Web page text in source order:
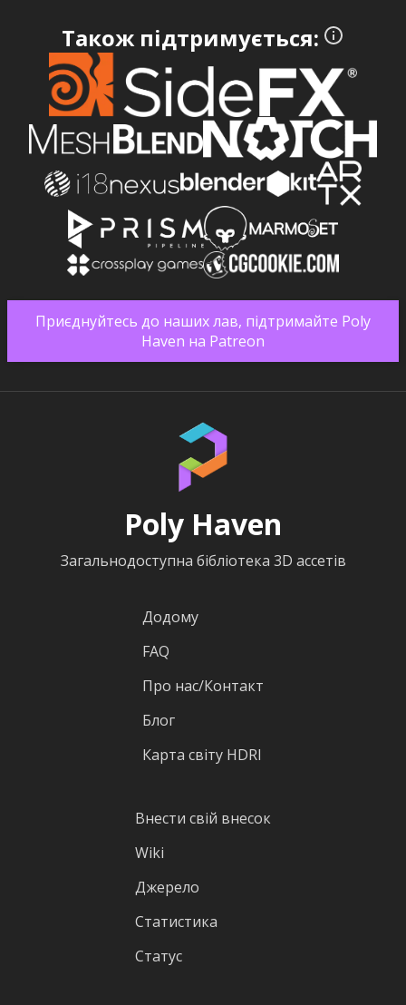
Також підтримується:
Приєднуйтесь до наших лав, підтримайте Poly
Haven на Patreon
Poly Haven
Загальнодоступна бібліотека 3D ассетів
Додому
FAQ
Про нас/Контакт
Блог
Карта світу HDRI
Внести свій внесок
Wiki
Джерело
Статистика
Статус